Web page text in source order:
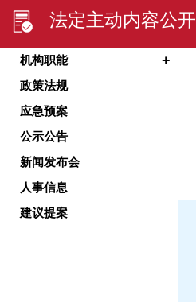
法定主动内容公开
机构职能 +
政策法规
应急预案
公示公告
新闻发布会
人事信息
建议提案